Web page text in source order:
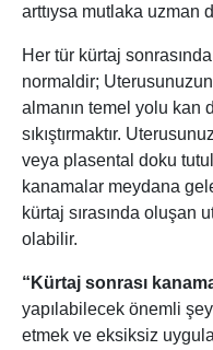
arttıysa mutlaka uzman
Her tür kürtaj
normaldir; Uterusunuzun
almanın temel yolu kan
sıkıştırmaktır.
veya plasental doku
kanamalar meydana
kürtaj sırasında oluşan
olabilir.
“Kürtaj sonrası
yapılabilecek önemli
etmek ve eksiksiz